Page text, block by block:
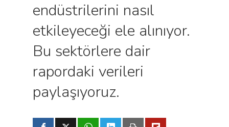
endüstrilerini nasıl
etkileyeceği ele alınıyor.
Bu sektörlere dair
rapordaki verileri
paylaşıyoruz.